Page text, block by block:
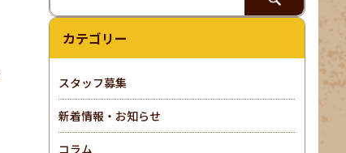
カテゴリー
スタッフ募集
新着情報・お知らせ
コラム